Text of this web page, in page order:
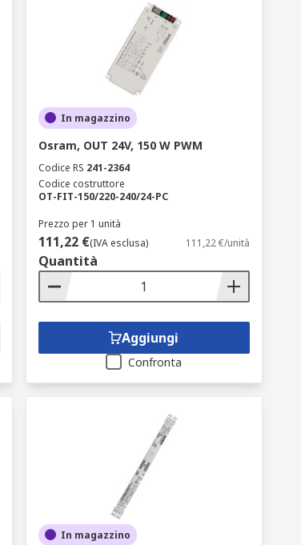
In magazzino
Osram, OUT 24V, 150 W PWM
Codice RS 241-2364
Codice costruttore
OT-FIT-150/220-240/24-PC
Prezzo per 1 unità
111,22 €(IVA esclusa) 111,22 €/unità
Quantità
Aggiungi
Confronta
In magazzino